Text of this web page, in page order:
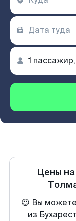
Цены
😍 Вы
из